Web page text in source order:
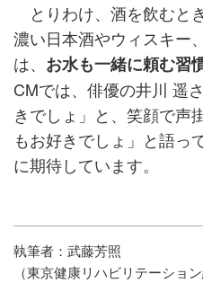
とりわけ、酒を飲むと
濃い日本酒やウィスキー
は、 お水も一緒に頼む習
CMでは、俳優の井川 遥
きでしょ」と、笑顔で声
もお好きでしょ」と語っ
に期待しています。
執筆者：武藤芳照
（東京健康リハビリテーショ